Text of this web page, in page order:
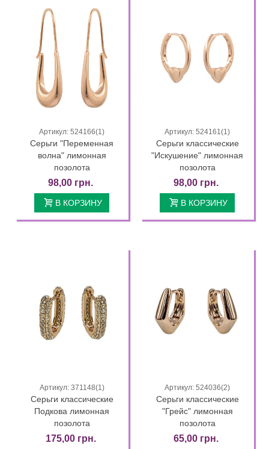
Артикул: 524166(1)
Серьги "Переменная
волна" лимонная
позолота
98,00 грн.
В КОРЗИНУ
Артикул: 524161(1)
Серьги классические
"Искушение" лимонная
позолота
98,00 грн.
В КОРЗИНУ
Артикул: 371148(1)
Серьги классические
Подкова лимонная
позолота
175,00 грн.
Артикул: 524036(2)
Серьги классические
"Грейс" лимонная
позолота
65,00 грн.